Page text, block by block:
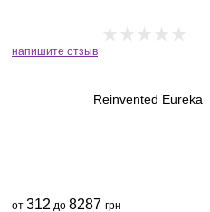
напишите отзыв
Reinvented Eureka
от 312 до 8287 грн